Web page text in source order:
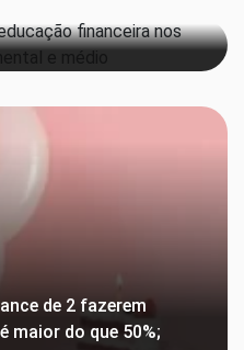
de 2 fazerem
maior do que 50%;